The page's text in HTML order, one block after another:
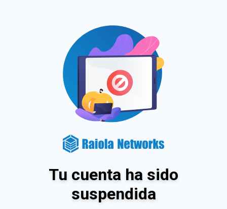
Tu cuenta ha sido
suspendida